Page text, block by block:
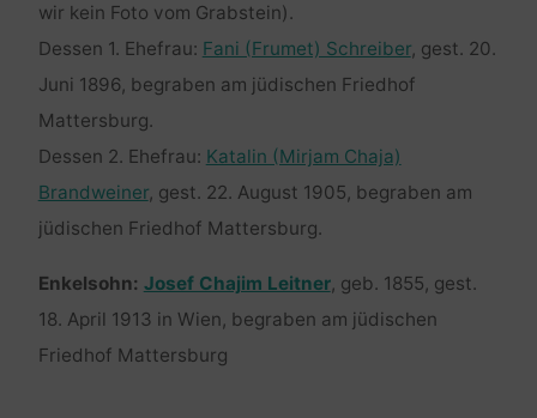
wir kein Foto vom Grabstein).
Dessen 1. Ehefrau: Fani (Frumet) Schreiber, gest. 20.
Juni 1896, begraben am jüdischen Friedhof
Mattersburg.
Dessen 2. Ehefrau: Katalin (Mirjam Chaja)
Brandweiner, gest. 22. August 1905, begraben am
jüdischen Friedhof Mattersburg.
Enkelsohn: Josef Chajim Leitner, geb. 1855, gest.
18. April 1913 in Wien, begraben am jüdischen
Friedhof Mattersburg